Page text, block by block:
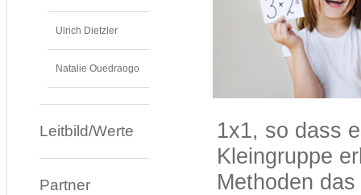
Ulrich Dietzler
Natalie Ouedraogo
Leitbild/Werte
Partner
1x1, so dass
Kleingruppe
Methoden